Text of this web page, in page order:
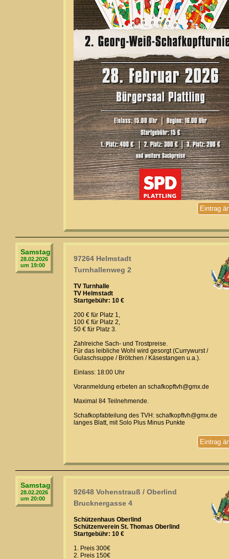
Eintrag
Samstag
28.02.2026
um 19:00
97264 Helmstadt
Turnhallenweg 2
TV Turnhalle
TV Helmstadt
Startgebühr: 10 €
200 € für Platz 1,
100 € für Platz 2,
50 € für Platz 3.
Zahlreiche Sach- und Trostpreise.
Für das leibliche Wohl wird gesorgt (Currywurst /
Gulaschsuppe / Brötchen / Käsestangen u.a.).
Einlass: 18:00 Uhr
Voranmeldung erbeten an schafkopftvh@gmx.de
Maximal 84 Teilnehmende.
Schafkopfabteilung des TVH: schafkopftvh@gmx.de
langes Blatt, mit Solo Plus Minus Punkte
Eintrag
Samstag
28.02.2026
um 20:00
92648 Vohenstrauß / Oberlind
Brucknergasse 4
Schützenhaus Oberlind
Schützenverein St. Thomas Oberlind
Startgebühr: 10 €
1. Preis 300€
2. Preis 150€